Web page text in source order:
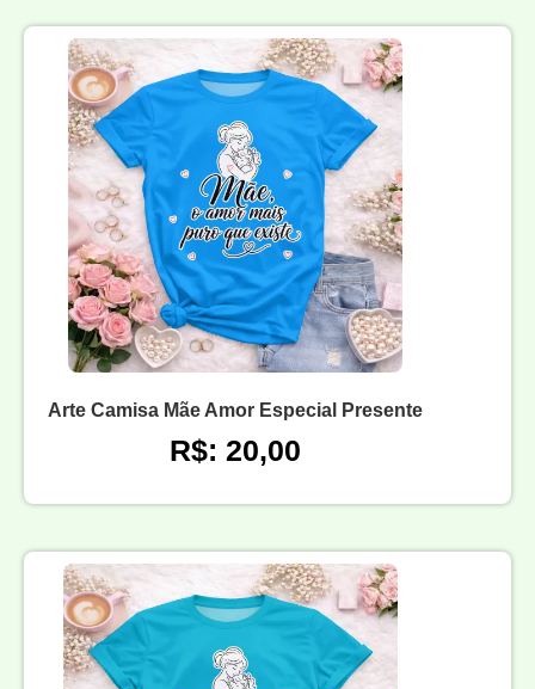
Arte Camisa Mãe Amor Especial Presente
R$: 20,00